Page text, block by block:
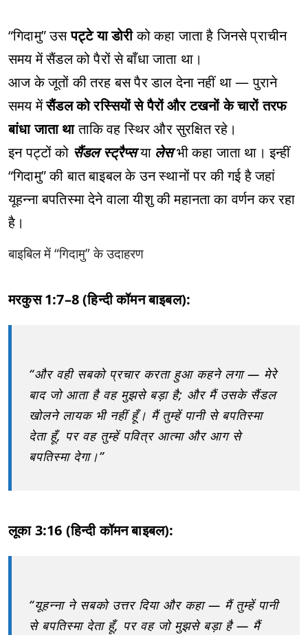
“गिदामु” उसपट्टे या डोरीको कहा जाता है जिनसे प्राचीन
समय में सैंडल को पैरों से बाँधा जाता था।
आज के जूतों की तरह बस पैर डाल देना नहीं था — पुराने
समय मेंसैंडल को रस्सियों से पैरों और टखनों के चारों तरफ
बांधा जाता थाताकि वह स्थिर और सुरक्षित रहे।
इन पट्टों को सैंडल स्ट्रैप्सया लेसभी कहा जाता था। इन्हीं
“गिदामु” की बात बाइबल के उन स्थानों पर की गई है जहां
यूहन्ना बपतिस्मा देने वाला यीशु की महानता का वर्णन कर रहा
है।
बाइबिल में “गिदामु” के उदाहरण
मरकुस 1:7–8 (हिन्दी कॉमन बाइबल):
“और वही सबको प्रचार करता हुआ कहने लगा — मेरे
बाद जो आता है वह मुझसे बड़ा है; और मैं उसके सैंडल
खोलने लायक भी नहीं हूँ। मैं तुम्हें पानी से बपतिस्मा
देता हूँ, पर वह तुम्हें पवित्र आत्मा और आग से
बपतिस्मा देगा।”
लूका 3:16 (हिन्दी कॉमन बाइबल):
“यूहन्ना ने सबको उत्तर दिया और कहा — मैं तुम्हें पानी
से बपतिस्मा देता हूँ, पर वह जो मुझसे बड़ा है — मैं